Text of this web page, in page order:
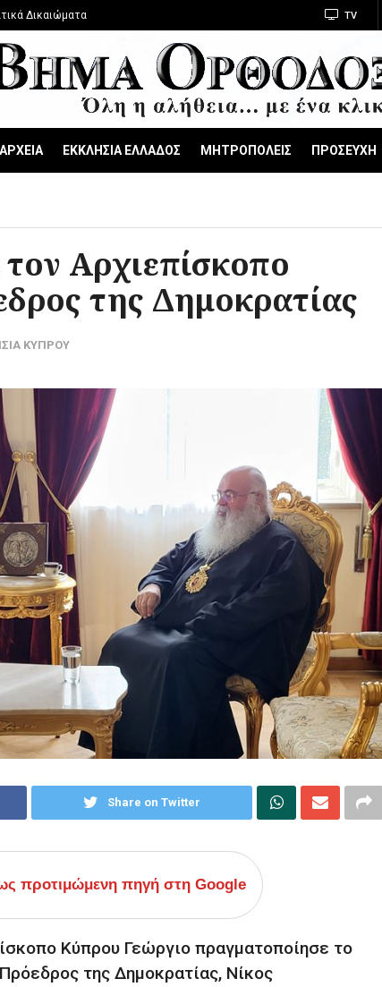
Δικαιώματα TV
ΕΚΚΛΗΣΙΑ ΕΛΛΑΔΟΣ ΜΗΤΡΟΠΟΛΕΙΣ ΠΡΟΣΕΥΧΗ
Αρχιεπίσκοπο
της Δημοκρατίας
ΚΥΠΡΟΥ
Share on Twitter
προτιμώμενη πηγή στη Google
Κύπρου Γεώργιο πραγματοποίησε το
της Δημοκρατίας, Νίκος